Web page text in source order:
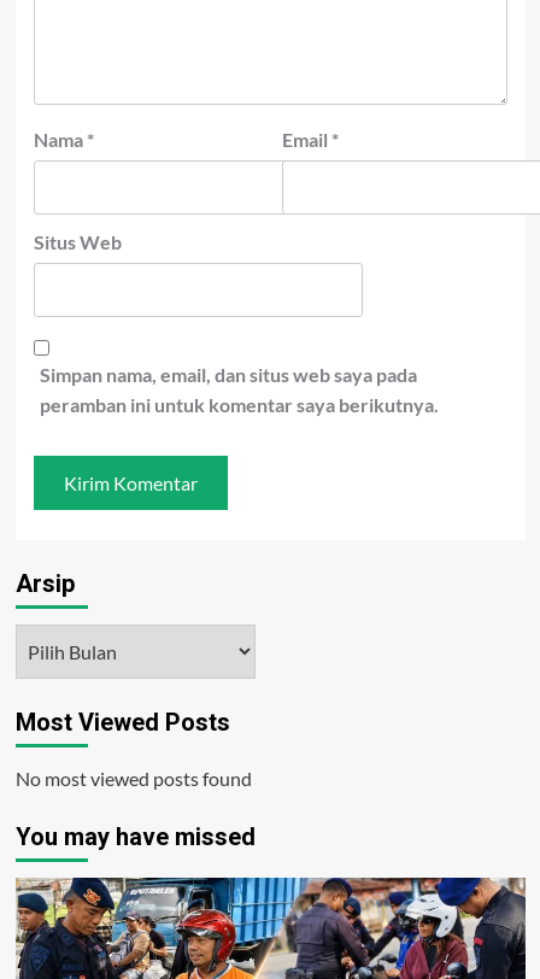
Nama * Email *
Situs Web
Simpan nama, email, dan situs web saya pada
peramban ini untuk komentar saya berikutnya.
Arsip
Most Viewed Posts
No most viewed posts found
You may have missed